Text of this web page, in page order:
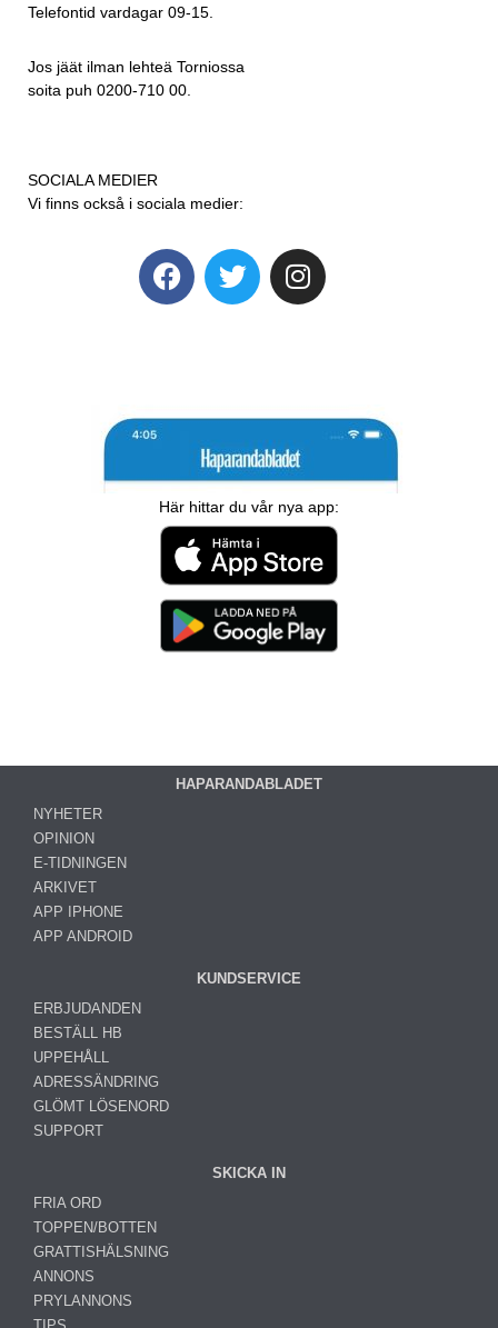
Telefontid vardagar 09-15.
Jos jäät ilman lehteä Torniossa
soita puh 0200-710 00.
SOCIALA MEDIER
Vi finns också i sociala medier:
Här hittar du vår nya app:
HAPARANDABLADET
NYHETER
OPINION
E-TIDNINGEN
ARKIVET
APP IPHONE
APP ANDROID
KUNDSERVICE
ERBJUDANDEN
BESTÄLL HB
UPPEHÅLL
ADRESSÄNDRING
GLÖMT LÖSENORD
SUPPORT
SKICKA IN
FRIA ORD
TOPPEN/BOTTEN
GRATTISHÄLSNING
ANNONS
PRYLANNONS
TIPS